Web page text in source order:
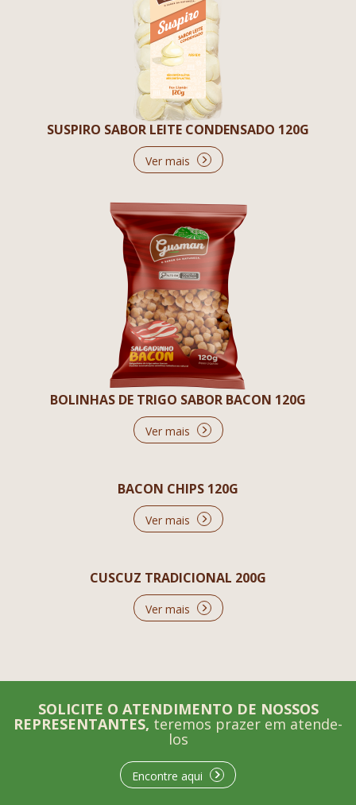
SUSPIRO SABOR LEITE CONDENSADO 120G
Ver mais
BOLINHAS DE TRIGO SABOR BACON 120G
Ver mais
BACON CHIPS 120G
Ver mais
CUSCUZ TRADICIONAL 200G
Ver mais
SOLICITE O ATENDIMENTO DE NOSSOS
REPRESENTANTES, teremos prazer em atende-
los
Encontre aqui